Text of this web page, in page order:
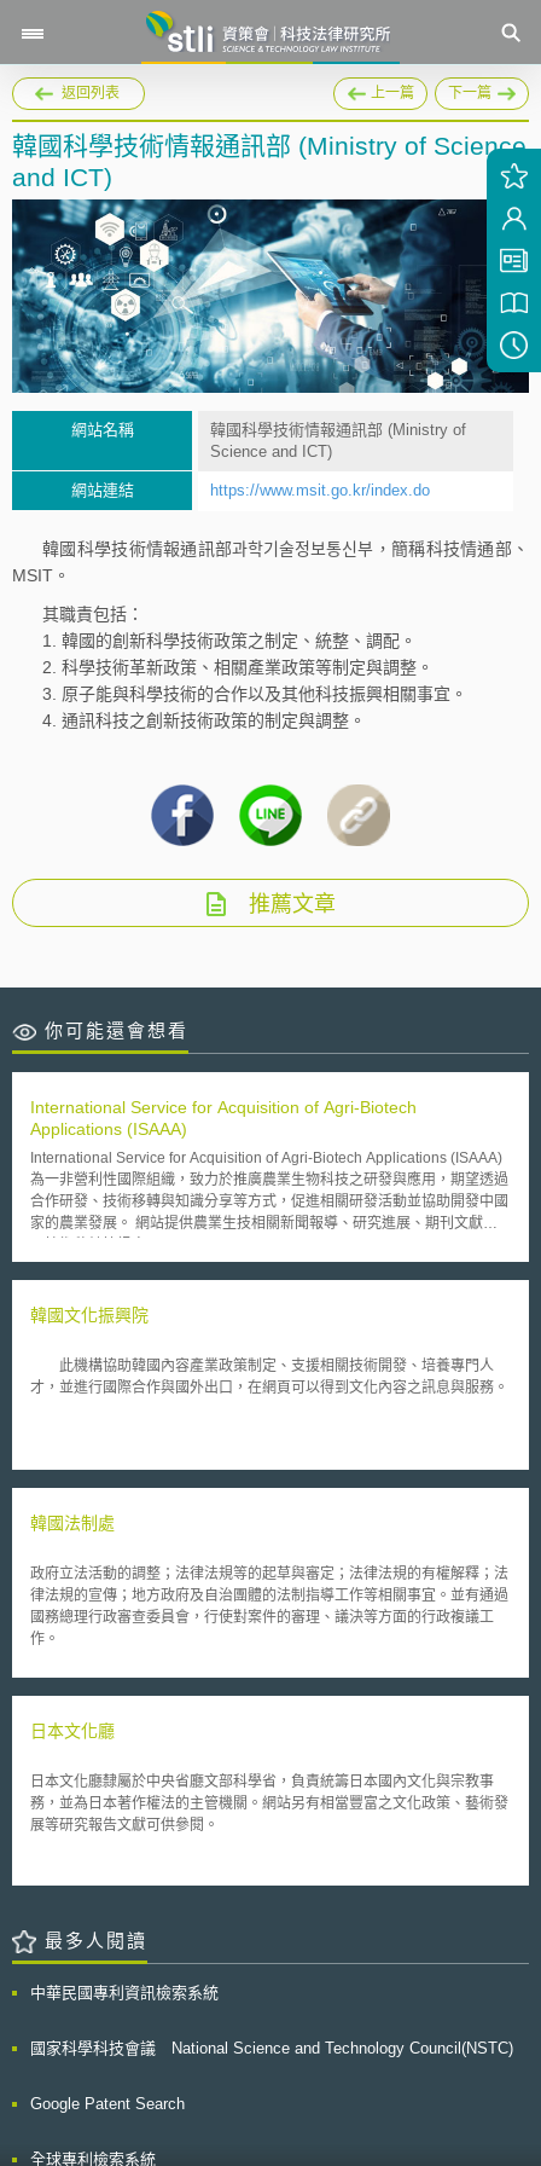
返回列表 上一篇 下一篇
韓國科學技術情報通訊部 (Ministry of Science
and ICT)
網站名稱
韓國科學技術情報通訊部 (Ministry of
Science and ICT)
網站連結 https://www.msit.go.kr/index.do
韓國科學技術情報通訊部과학기술정보통신부，簡稱科技情通部、
MSIT。
其職責包括：
1. 韓國的創新科學技術政策之制定、統整、調配。
2. 科學技術革新政策、相關產業政策等制定與調整。
3. 原子能與科學技術的合作以及其他科技振興相關事宜。
4. 通訊科技之創新技術政策的制定與調整。
推薦文章
你可能還會想看
International Service for Acquisition of Agri-Biotech
Applications (ISAAA)
International Service for Acquisition of Agri-Biotech Applications (ISAAA)
為一非營利性國際組織，致力於推廣農業生物科技之研發與應用，期望透過
合作研發、技術移轉與知識分享等方式，促進相關研發活動並協助開發中國
家的農業發展。 網站提供農業生技相關新聞報導、研究進展、期刊文獻以
韓國文化振興院
此機構協助韓國內容產業政策制定、支援相關技術開發、培養專門人
才，並進行國際合作與國外出口，在網頁可以得到文化內容之訊息與服務。
韓國法制處
政府立法活動的調整；法律法規等的起草與審定；法律法規的有權解釋；法
律法規的宣傳；地方政府及自治團體的法制指導工作等相關事宜。並有通過
國務總理行政審查委員會，行使對案件的審理、議決等方面的行政複議工
作。
日本文化廳
日本文化廳隸屬於中央省廳文部科學省，負責統籌日本國內文化與宗教事
務，並為日本著作權法的主管機關。網站另有相當豐富之文化政策、藝術發
展等研究報告文獻可供參閱。
最多人閱讀
中華民國專利資訊檢索系統
國家科學科技會議 National Science and Technology Council(NSTC)
Google Patent Search
全球專利檢索系統